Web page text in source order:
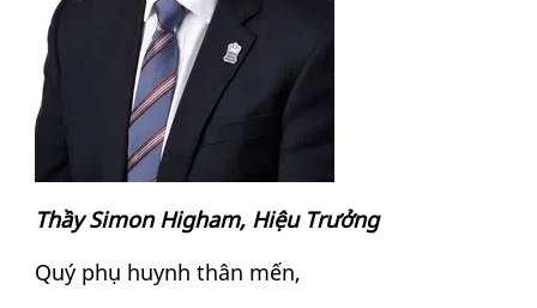
Thầy Simon Higham, Hiệu Trưởng
Quý phụ huynh thân mến,